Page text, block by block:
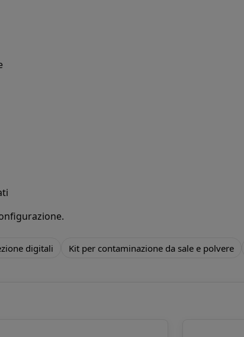
.
digitali Kit per contaminazione da sale e polvere